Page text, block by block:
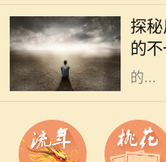
探
的
据其
然而
反命
的...